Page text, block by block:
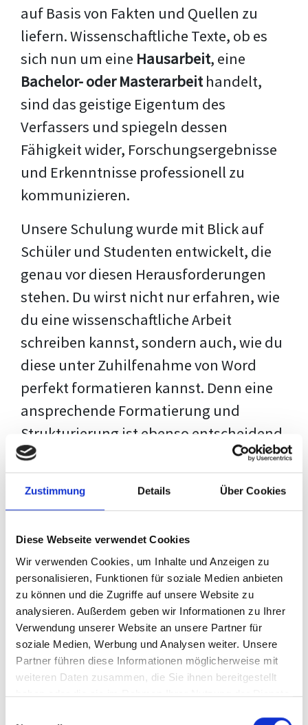
Zustimmung Details Über Cookies
Diese Webseite verwendet Cookies
Wir verwenden Cookies, um Inhalte und Anzeigen zu
personalisieren, Funktionen für soziale Medien anbieten
zu können und die Zugriffe auf unsere Website zu
analysieren. Außerdem geben wir Informationen zu Ihrer
Verwendung unserer Website an unsere Partner für
soziale Medien, Werbung und Analysen weiter. Unsere
Partner führen diese Informationen möglicherweise mit
weiteren Daten zusammen, die Sie ihnen bereitgestellt
haben oder die sie im Rahmen Ihrer Nutzung der Dienste
auf Basis von Fakten und Quellen zu
liefern. Wissenschaftliche Texte, ob es
sich nun um eine Hausarbeit, eine
Bachelor- oder Masterarbeithandelt,
sind das geistige Eigentum des
Verfassers und spiegeln dessen
Fähigkeit wider, Forschungsergebnisse
und Erkenntnisse professionell zu
kommunizieren.
Unsere Schulung wurde mit Blick auf
Schüler und Studenten entwickelt, die
genau vor diesen Herausforderungen
stehen. Du wirst nicht nur erfahren, wie
du eine wissenschaftliche Arbeit
schreiben kannst, sondern auch, wie du
diese unter Zuhilfenahme von Word
perfekt formatieren kannst. Denn eine
ansprechende Formatierung und
Strukturierung ist ebenso entscheidend
wie der Inhalt selbst. Jeder Prüfer hat
eigene Erwartungen, und unsere
Schulung ist so konzipiert, dass sie dir
deiner individuellen Vorlage zeigt,
anstatt eine Einheitslösung zu bieten.
Der Prozess des wissenschaftlichen
Schreibens kann ohne das richtige
Wissen eine große Herausforderung
darstellen. Jedoch, ausgestattet mit
denTechniken und Strategiendieses
Kurses, wird die Formatierung deiner